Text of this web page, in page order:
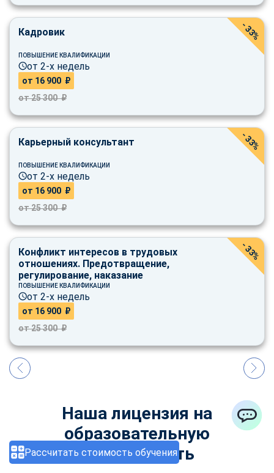
Рассчитать стоимость обучения
Кадровик
ПОВЫШЕНИЕ КВАЛИФИКАЦИИ
от 2-х недель
от 16 900 ₽
от 25 300 ₽
- 33%
Карьерный консультант
ПОВЫШЕНИЕ КВАЛИФИКАЦИИ
от 2-х недель
от 16 900 ₽
от 25 300 ₽
- 33%
Конфликт интересов в трудовых
отношениях. Предотвращение,
регулирование, наказание
ПОВЫШЕНИЕ КВАЛИФИКАЦИИ
от 2-х недель
от 16 900 ₽
от 25 300 ₽
- 33%
Наша лицензия на
образовательную
деятельность
Vkontakte
Max
ChatApp